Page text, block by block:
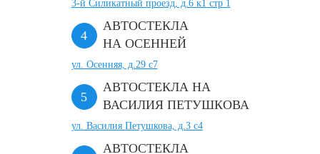
3-й Силикатный проезд, д.6 к1 стр 1
АВТОСТЕКЛА
НА ОСЕННЕЙ
ул. Осенняя, д.29 с7
АВТОСТЕКЛА НА
ВАСИЛИЯ ПЕТУШКОВА
ул. Василия Петушкова, д.3 с4
АВТОСТЕКЛА